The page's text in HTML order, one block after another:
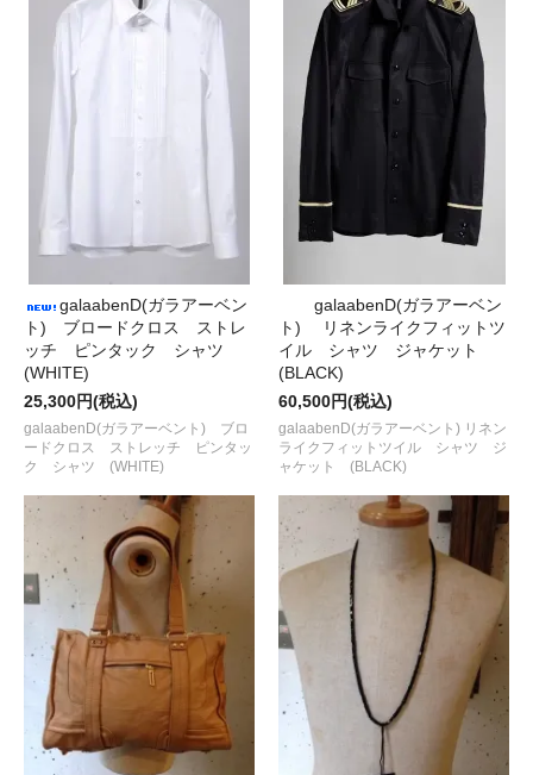
galaabenD(ガラアーベン
ト) ブロードクロス ストレ
ッチ ピンタック シャツ
(WHITE)
25,300円(税込)
galaabenD(ガラアーベント) ブロ
ードクロス ストレッチ ピンタッ
ク シャツ (WHITE)
galaabenD(ガラアーベン
ト) リネンライクフィットツ
イル シャツ ジャケット
(BLACK)
60,500円(税込)
galaabenD(ガラアーベント) リネン
ライクフィットツイル シャツ ジ
ャケット (BLACK)